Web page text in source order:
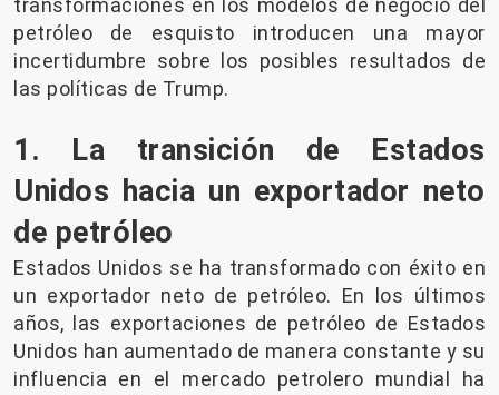
transformaciones en los modelos de negocio del
petróleo de esquisto introducen una mayor
incertidumbre sobre los posibles resultados de
las políticas de Trump.
1. La transición de Estados
Unidos hacia un exportador neto
de petróleo
Estados Unidos se ha transformado con éxito en
un exportador neto de petróleo. En los últimos
años, las exportaciones de petróleo de Estados
Unidos han aumentado de manera constante y su
influencia en el mercado petrolero mundial ha